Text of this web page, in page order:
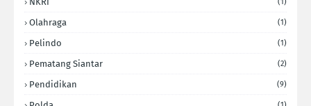
(1)
Olahraga (1)
Pelindo (1)
Pematang Siantar (2)
Pendidikan (9)